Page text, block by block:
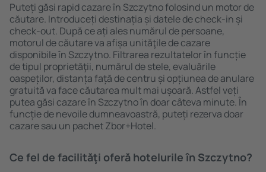
Puteți găsi rapid cazare în Szczytno folosind un motor de
căutare. Introduceți destinația și datele de check-in și
check-out. După ce ați ales numărul de persoane,
motorul de căutare va afișa unităţile de cazare
disponibile în Szczytno. Filtrarea rezultatelor în funcție
de tipul proprietăţii, numărul de stele, evaluările
oaspeților, distanța față de centru și opțiunea de anulare
gratuită va face căutarea mult mai ușoară. Astfel veți
putea găsi cazare în Szczytno în doar câteva minute. În
funcție de nevoile dumneavoastră, puteți rezerva doar
cazare sau un pachet Zbor+Hotel.
Ce fel de facilităţi oferă hotelurile în Szczytno?